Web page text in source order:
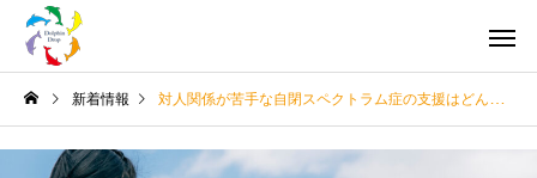
新着情報 対人関係が苦手な自閉スペクトラム症の支援はどんな療育がある?